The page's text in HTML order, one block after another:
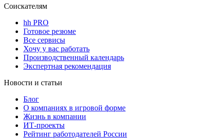
Соискателям
hh PRO
Готовое резюме
Все сервисы
Хочу у вас работать
Производственный календарь
Экспертная рекомендация
Новости и статьи
Блог
О компаниях в игровой форме
Жизнь в компании
ИТ-проекты
Рейтинг работодателей России